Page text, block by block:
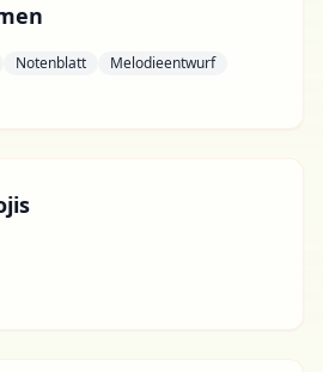
Notenblatt
Melodieentwurf